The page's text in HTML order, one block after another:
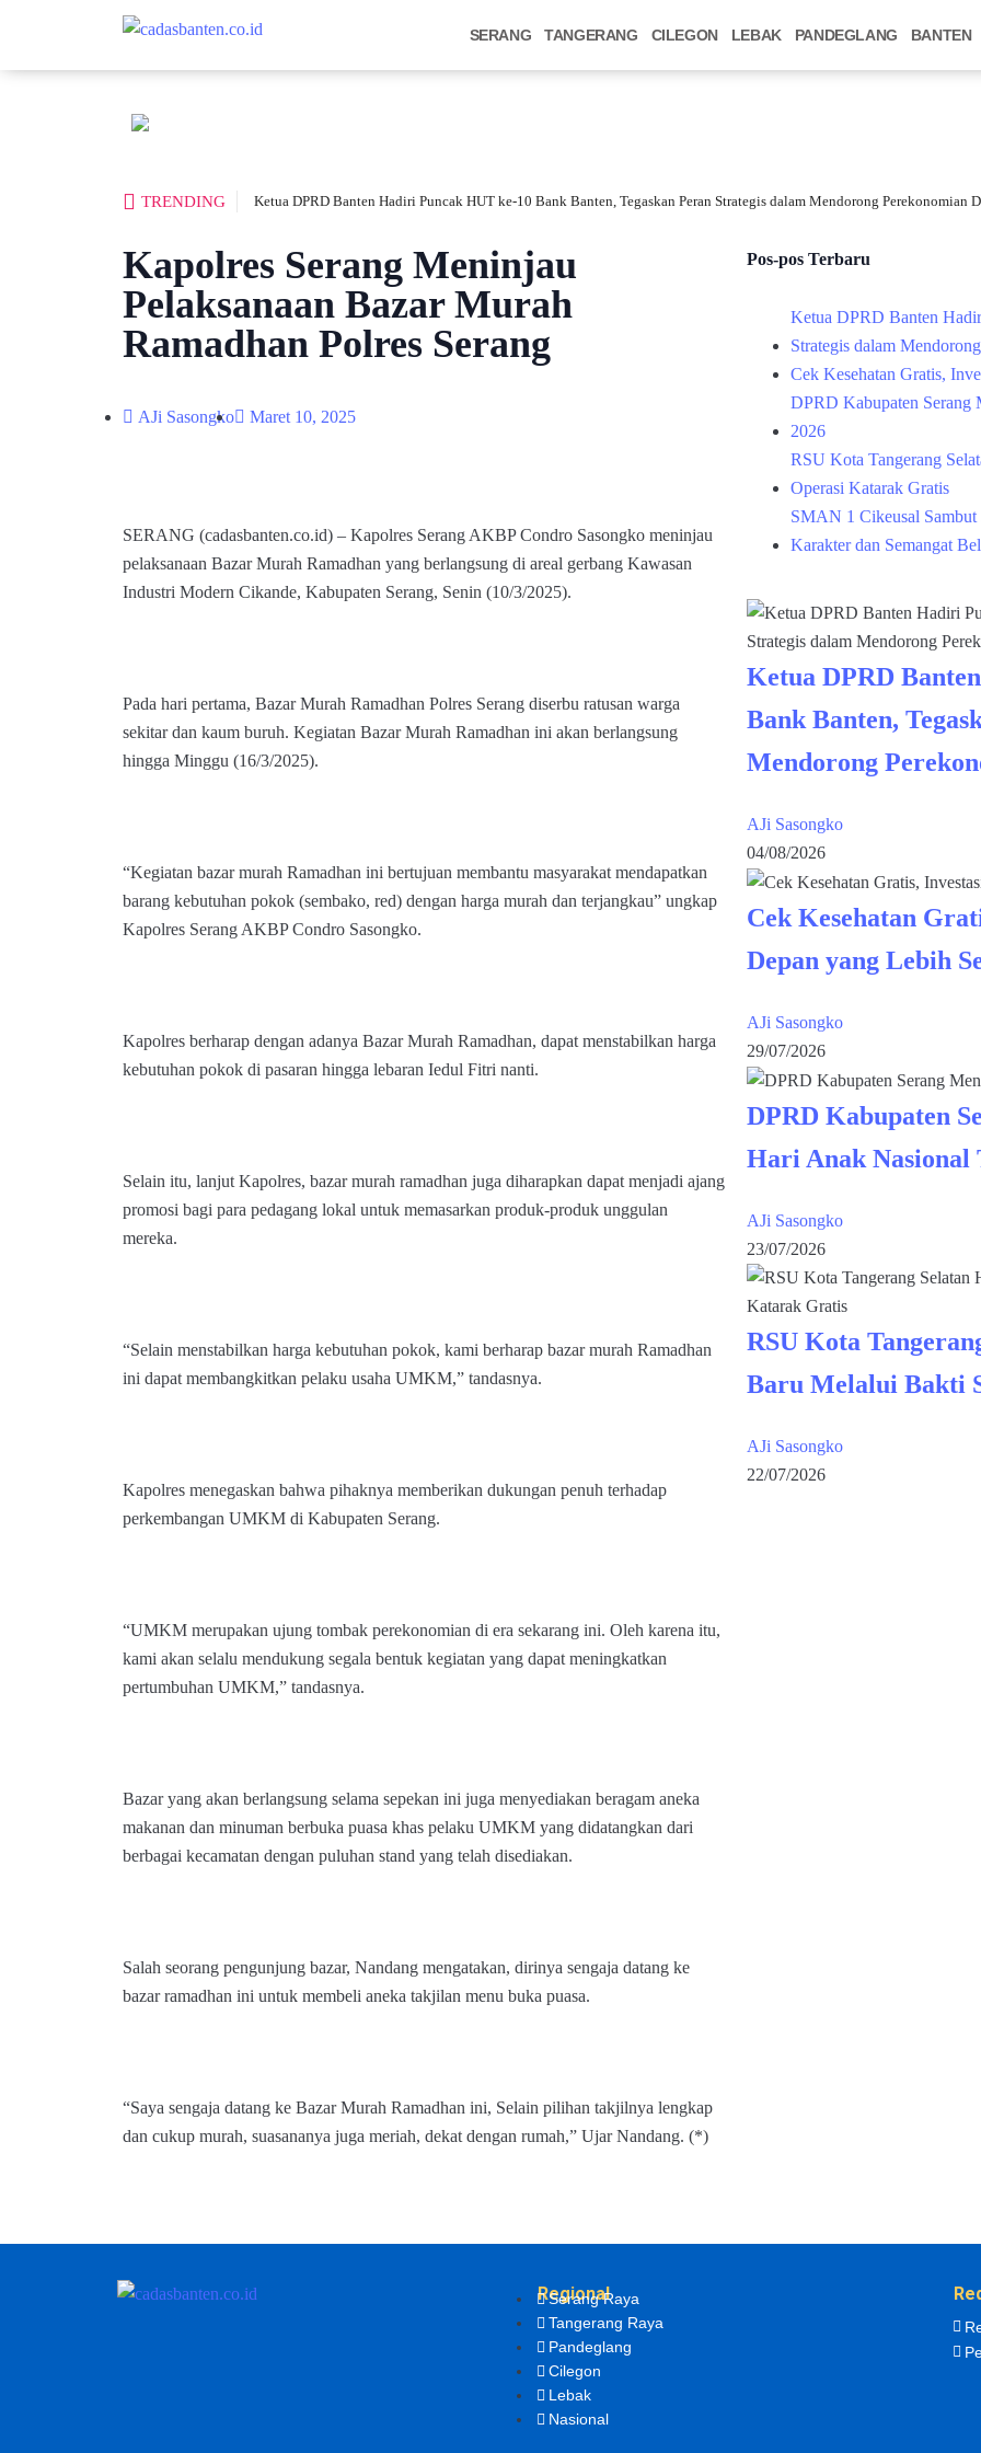
SERANG TANGERANG CILEGON LEBAK PANDEGLANG BANTEN
TRENDING Ketua DPRD Banten Hadiri Puncak HUT ke-10 Bank Banten, Tegaskan Peran Strategis dalam Mendorong Perekonomian
Kapolres Serang Meninjau
Pelaksanaan Bazar Murah
Ramadhan Polres Serang
AJi Sasongko Maret 10, 2025
SERANG (cadasbanten.co.id) – Kapolres Serang AKBP Condro Sasongko meninjau
pelaksanaan Bazar Murah Ramadhan yang berlangsung di areal gerbang Kawasan
Industri Modern Cikande, Kabupaten Serang, Senin (10/3/2025).
Pada hari pertama, Bazar Murah Ramadhan Polres Serang diserbu ratusan warga
sekitar dan kaum buruh. Kegiatan Bazar Murah Ramadhan ini akan berlangsung
hingga Minggu (16/3/2025).
“Kegiatan bazar murah Ramadhan ini bertujuan membantu masyarakat mendapatkan
barang kebutuhan pokok (sembako, red) dengan harga murah dan terjangkau” ungkap
Kapolres Serang AKBP Condro Sasongko.
Kapolres berharap dengan adanya Bazar Murah Ramadhan, dapat menstabilkan harga
kebutuhan pokok di pasaran hingga lebaran Iedul Fitri nanti.
Selain itu, lanjut Kapolres, bazar murah ramadhan juga diharapkan dapat menjadi ajang
promosi bagi para pedagang lokal untuk memasarkan produk-produk unggulan
mereka.
“Selain menstabilkan harga kebutuhan pokok, kami berharap bazar murah Ramadhan
ini dapat membangkitkan pelaku usaha UMKM,” tandasnya.
Kapolres menegaskan bahwa pihaknya memberikan dukungan penuh terhadap
perkembangan UMKM di Kabupaten Serang.
“UMKM merupakan ujung tombak perekonomian di era sekarang ini. Oleh karena itu,
kami akan selalu mendukung segala bentuk kegiatan yang dapat meningkatkan
pertumbuhan UMKM,” tandasnya.
Bazar yang akan berlangsung selama sepekan ini juga menyediakan beragam aneka
makanan dan minuman berbuka puasa khas pelaku UMKM yang didatangkan dari
berbagai kecamatan dengan puluhan stand yang telah disediakan.
Salah seorang pengunjung bazar, Nandang mengatakan, dirinya sengaja datang ke
bazar ramadhan ini untuk membeli aneka takjilan menu buka puasa.
“Saya sengaja datang ke Bazar Murah Ramadhan ini, Selain pilihan takjilnya lengkap
dan cukup murah, suasananya juga meriah, dekat dengan rumah,” Ujar Nandang. (*)
Pos-pos Terbaru
Ketua DPRD Banten
Strategis dalam
Cek Kesehatan Gratis,
DPRD Kabupaten Serang
2026
RSU Kota Tangerang
Operasi Katarak Gratis
SMAN 1 Cikeusal
Karakter dan Semangat
Ketua DPRD
Bank Banten,
Mendorong
AJi Sasongko
04/08/2026
Cek Kesehatan
Depan yang Lebih
AJi Sasongko
29/07/2026
DPRD Kabupaten
Hari Anak Nasional
AJi Sasongko
23/07/2026
RSU Kota
Baru Melalui Bakti
AJi Sasongko
22/07/2026
Regional
Serang Raya
Tangerang Raya
Pandeglang
Cilegon
Lebak
Nasional